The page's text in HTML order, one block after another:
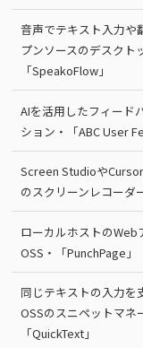
音声でテキスト入力や
プンソースのデスクト
「SpeakoFlow」
AIを活用したフィード
ション・「ABC User
Screen Studioや
のスクリーンレコーダ
ローカルホストのWeb
OSS・「PunchPage」
同じテキストの入力を
OSSのスニペットマネ
「QuickText」